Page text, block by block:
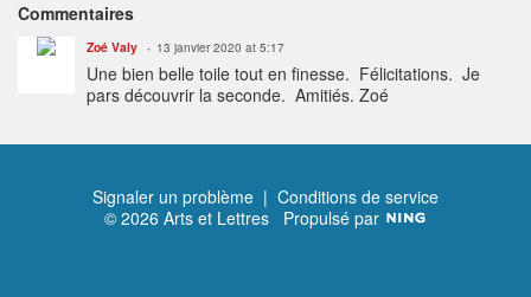
Commentaires
Zoé Valy 13 janvier 2020 at 5:17
Une bien belle toile tout en finesse. Félicitations. Je
pars découvrir la seconde. Amitiés. Zoé
Signaler un problème | Conditions de service
© 2026 Arts et Lettres Propulsé par